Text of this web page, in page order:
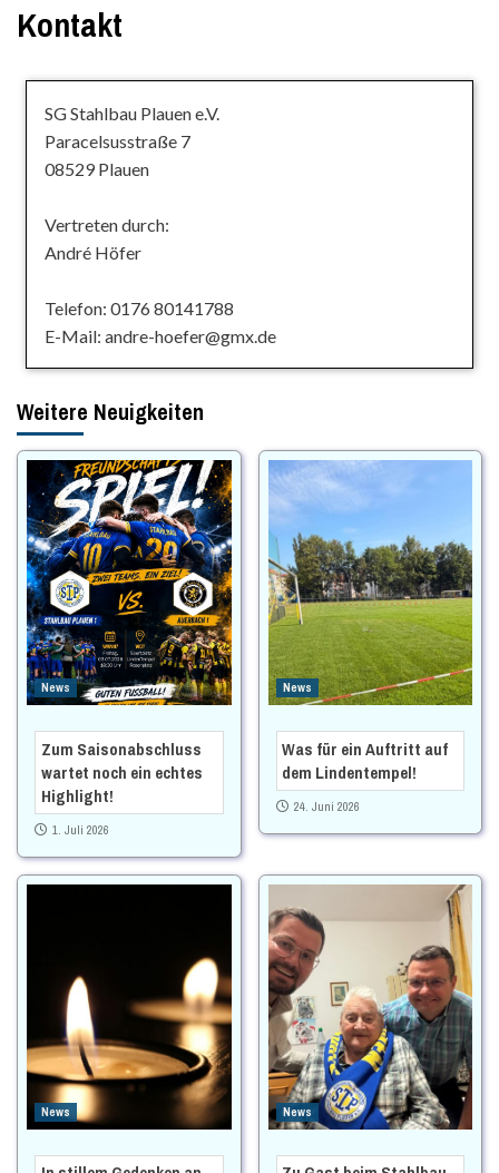
Kontakt
SG Stahlbau Plauen e.V.
Paracelsusstraße 7
08529 Plauen
Vertreten durch:
André Höfer
Telefon: 0176 80141788
E-Mail: andre-hoefer@gmx.de
Weitere Neuigkeiten
News
Zum Saisonabschluss
wartet noch ein echtes
Highlight!
1. Juli 2026
News
Was für ein Auftritt auf
dem Lindentempel!
24. Juni 2026
News News